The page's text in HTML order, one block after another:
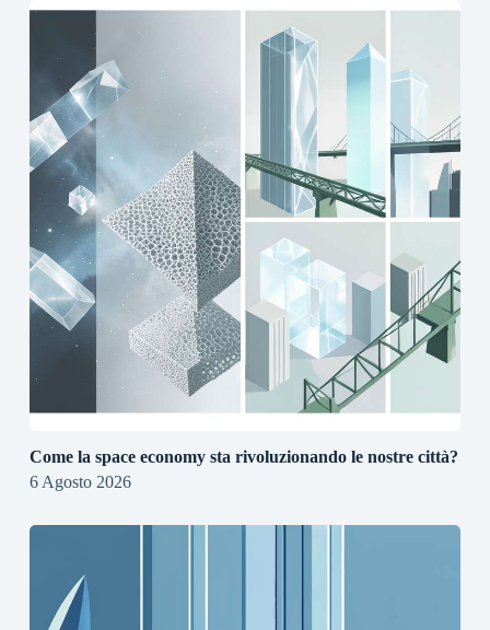
Come la space economy sta rivoluzionando le nostre città?
6 Agosto 2026